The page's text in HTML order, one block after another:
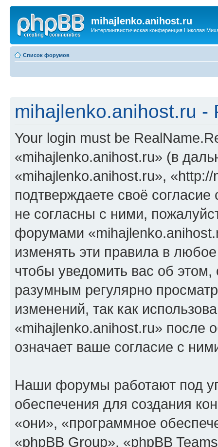
mihajlenko.anihost.ru
Интерлингвистическая конференция Николая
Список форумов
mihajlenko.anihost.ru -
Your login must be
«mihajlenko.anihost.ru» (в
«mihajlenko.anihost.ru»,
подтверждаете своё
не согласны с ними,
форумами
изменять эти правила в
чтобы уведомить вас об
разумным регулярно
изменений, так как
«mihajlenko.anihost.ru» после
означает ваше согласие с
Наши форумы работают под
обеспечения для создания
«они», «программное
«phpBB Group», «phpBB